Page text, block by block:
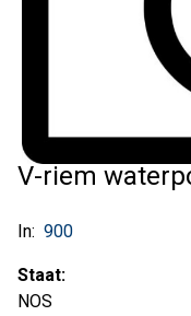
V-riem
In: 900
Staat:
NOS